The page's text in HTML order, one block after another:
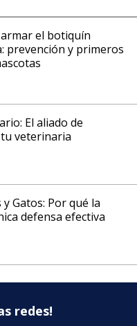
el botiquín
prevención y primeros
El aliado de
veterinaria
Gatos: Por qué la
defensa efectiva
redes!